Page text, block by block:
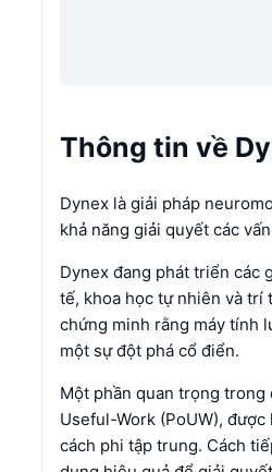
Thông tin về
Dynex là giải pháp
khả năng giải quyết các
Dynex đang phát triển các
tế, khoa học tự nhiên và trí
chứng minh rằng máy tính
một sự đột phá cổ điển.
Một phần quan trọng
Useful-Work (PoUW),
cách phi tập trung. Cách